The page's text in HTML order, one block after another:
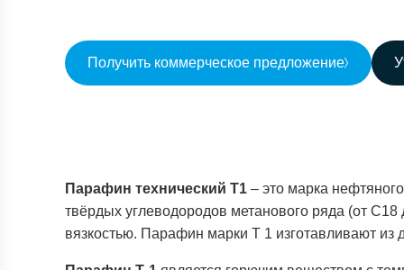
Получить коммерческое предложение
Парафин технический Т1 – это марка
твёрдых углеводородов метанового ряда (от
вязкостью. Парафин марки Т 1 изготавливают из